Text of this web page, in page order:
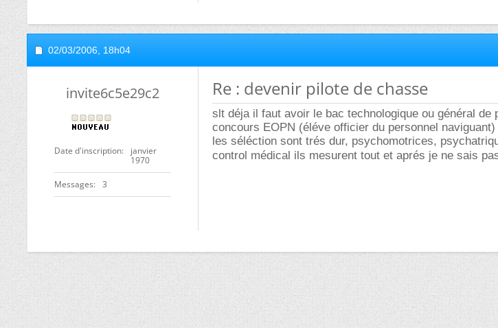
02/03/2006, 18h04
invite6c5e29c2
Date d'inscription
janvier
1970
Messages 3
Re : devenir pilote de chasse
slt déja il faut avoir le bac technologique ou général de
concours EOPN (éléve officier du personnel
les séléction sont trés dur, psychomotrices,
control médical ils mesurent tout et aprés je ne sais